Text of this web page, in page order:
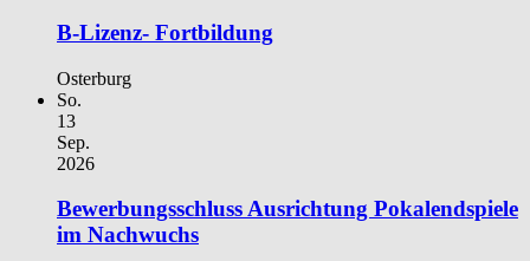
B-Lizenz- Fortbildung
Osterburg
So.
13
Sep.
2026
Bewerbungsschluss Ausrichtung Pokalendspiele
im Nachwuchs